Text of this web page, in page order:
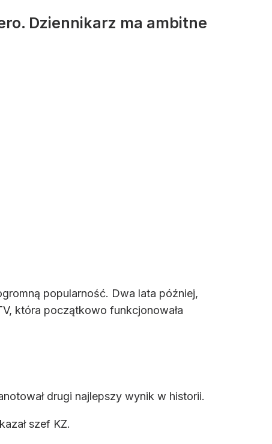
Dziennikarz ma ambitne
popularność. Dwa lata później,
która początkowo funkcjonowała
drugi najlepszy wynik w historii.
szef KZ.